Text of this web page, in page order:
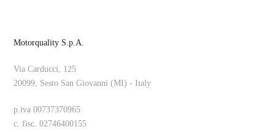
Motorquality S.p.A.
Via Carducci, 125
20099, Sesto San Giovanni (MI) - Italy
p.iva 00737370965
c. fisc. 02746400155